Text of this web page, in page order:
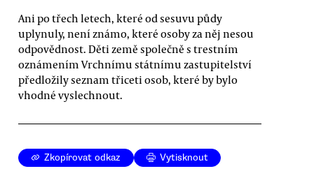
Ani po třech letech, které od sesuvu půdy
uplynuly, není známo, které osoby za něj nesou
odpovědnost. Děti země společně s trestním
oznámením Vrchnímu státnímu zastupitelství
předložily seznam třiceti osob, které by bylo
vhodné vyslechnout.
Zkopírovat odkaz Vytisknout